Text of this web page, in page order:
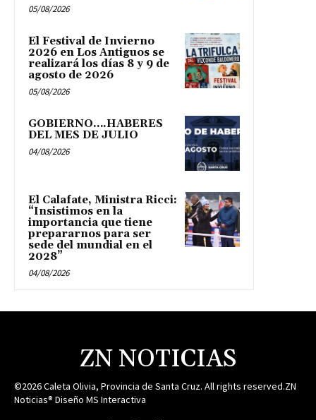
05/08/2026
El Festival de Invierno
2026 en Los Antiguos se
realizará los días 8 y 9 de
agosto de 2026
05/08/2026
GOBIERNO….HABERES
DEL MES DE JULIO
04/08/2026
El Calafate, Ministra Ricci:
“Insistimos en la
importancia que tiene
prepararnos para ser
sede del mundial en el
2028”
04/08/2026
ZN NOTICIAS
©2026 Caleta Olivia, Provincia de Santa Cruz. All rights reserved.ZN
Noticias® Diseño MS Interactiva